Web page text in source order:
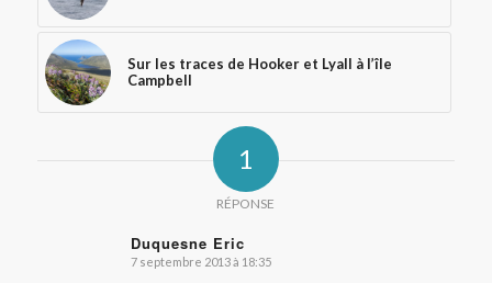
Sur les traces de Hooker et Lyall à l’île
Campbell
1
RÉPONSE
Duquesne Eric
dit
7 septembre 2013 à 18:35